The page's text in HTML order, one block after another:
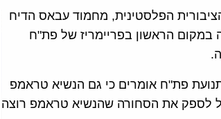
הפלסטינית, מחמוד עבאס הדיח
הראשון בפריימריז של פת"ח
פת"ח אומרים כי גם הנשיא טראמפ
לספק את הסחורה שהנשיא טראמפ רוצה